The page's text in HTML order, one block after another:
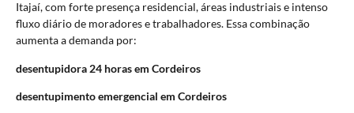
Itajaí, com forte presença residencial, áreas industriais e intenso
fluxo diário de moradores e trabalhadores. Essa combinação
aumenta a demanda por:
desentupidora 24 horas em Cordeiros
desentupimento emergencial em Cordeiros